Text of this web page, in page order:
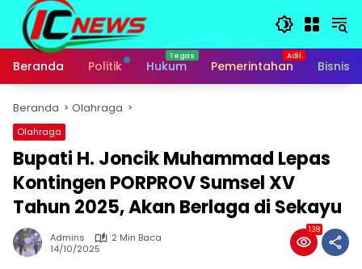
Langsung
konten
Beranda
Politik Hukum Pemerintahan Bisnis
Beranda Olahraga
Olahraga
Bupati H. Joncik Muhammad Lepas
Kontingen PORPROV Sumsel XV
Tahun 2025, Akan Berlaga di Sekayu
Admins
2 Min Baca
14/10/2025
138